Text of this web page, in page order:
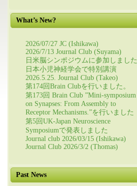
What’s New?
2026/07/27 JC (Ishikawa)
2026/7/13 Journal Club (Suyama)
日米脳シンポジウムに参加しました
日本小児神経学会で特別講演
2026.5.25. Journal Club (Takeo)
第174回Brain Clubを行いました。
第173回 Brain Club ”Mini-symposium
on Synapses: From Assembly to
Receptor Mechanisms.”を行いました
第5回UK-Japan Neuroscience
Symposiumで発表しました
Journal club 2026/03/15 (Ishikawa)
Journal Club 2026/3/2 (Thomas)
Past News